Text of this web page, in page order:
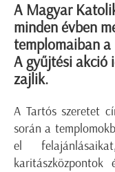
A Magyar
minden évben
templomaiban
A gyűjtési akció
zajlik.
A Tartós szeretet
során a
el